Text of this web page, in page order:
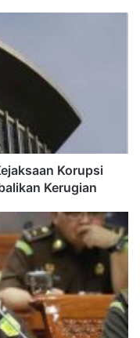
Korupsi
Kerugian